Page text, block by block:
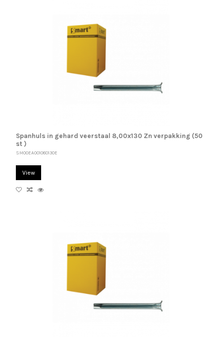
Spanhuls in gehard veerstaal 8,00x130 Zn verpakking (50
st )
SM00EA001080130E
View